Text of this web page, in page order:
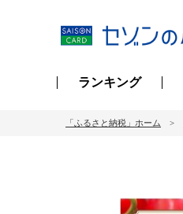
ランキング
「ふるさと納税」ホーム